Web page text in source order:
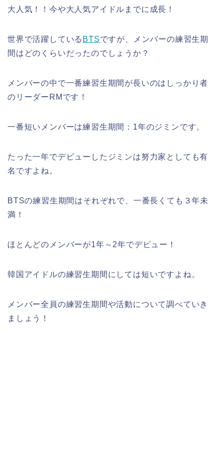
大人気！！今や大人気アイドルまでに成長！
世界で活躍している BTSですが、メンバーの練習生期
間はどのくらいだったのでしょうか？
メンバーの中で一番練習生期間が長いのはしっかり者
のリーダーRMです！
一番短いメンバーは練習生期間：1年のジミンです。
たった一年でデビューしたジミンは努力家としても有
名ですよね。
BTSの練習生期間はそれぞれで、一番長くても３年未
満！
ほとんどのメンバーが1年～2年でデビュー！
韓国アイドルの練習生期間にしては短いですよね。
メンバー全員の練習生期間や活動について調べていき
ましょう！